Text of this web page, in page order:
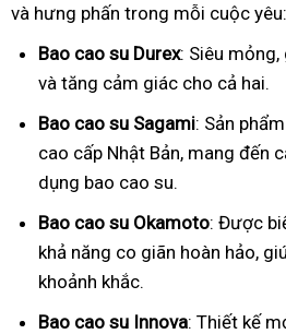
và hưng phấn trong mỗi cuộc yêu:
Bao cao su Durex: Siêu
và tăng cảm giác cho cả hai.
Bao cao su Sagami: Sản
cao cấp Nhật Bản, mang đến
dụng bao cao su.
Bao cao su Okamoto: Được
khả năng co giãn hoàn hảo,
khoảnh khắc.
Bao cao su Innova: Thiết kế